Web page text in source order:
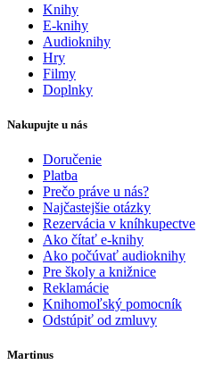
Knihy
E-knihy
Audioknihy
Hry
Filmy
Doplnky
Nakupujte u nás
Doručenie
Platba
Prečo práve u nás?
Najčastejšie otázky
Rezervácia v kníhkupectve
Ako čítať e-knihy
Ako počúvať audioknihy
Pre školy a knižnice
Reklamácie
Knihomoľský pomocník
Odstúpiť od zmluvy
Martinus